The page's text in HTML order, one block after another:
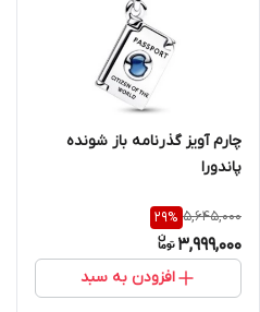
چارم آویز گذرنامه باز شونده
پاندورا
5,645,000
29%
3,999,000
افزودن به سبد